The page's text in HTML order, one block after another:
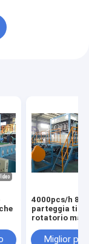
4000pcs/h 8
parteggia tipo
rotatorio
vassoio
Miglior